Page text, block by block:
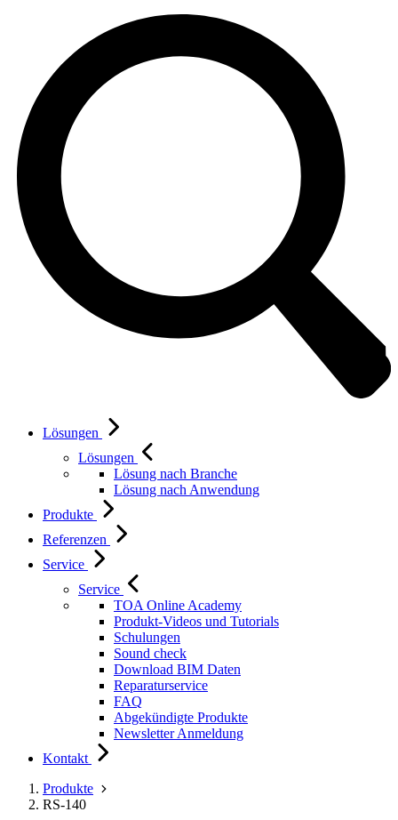
Lösungen
Lösungen
Lösung nach Branche
Lösung nach Anwendung
Produkte
Referenzen
Service
Service
TOA Online Academy
Produkt-Videos und Tutorials
Schulungen
Sound check
Download BIM Daten
Reparaturservice
FAQ
Abgekündigte Produkte
Newsletter Anmeldung
Kontakt
Produkte
RS-140